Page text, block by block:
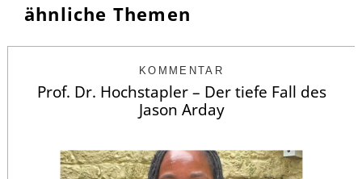
ähnliche Themen
KOMMENTAR
Prof. Dr. Hochstapler – Der tiefe Fall des
Jason Arday